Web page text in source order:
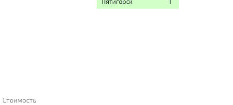
Стоимость